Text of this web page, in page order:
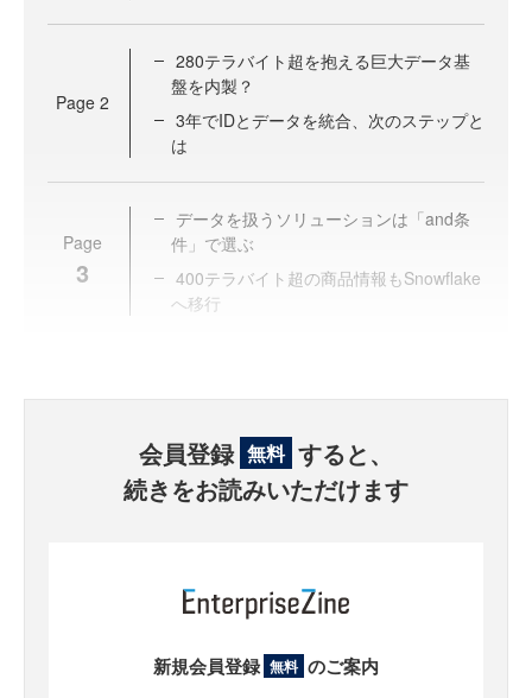
Page 2
280テラバイト超を抱える巨大データ基
盤を内製？
3年でIDとデータを統合、次のステップと
は
Page
3
データを扱うソリューションは「and条
件」で選ぶ
400テラバイト超の商品情報もSnowflake
へ移行
会員登録 無料 すると、
続きをお読みいただけます
新規会員登録 無料 のご案内